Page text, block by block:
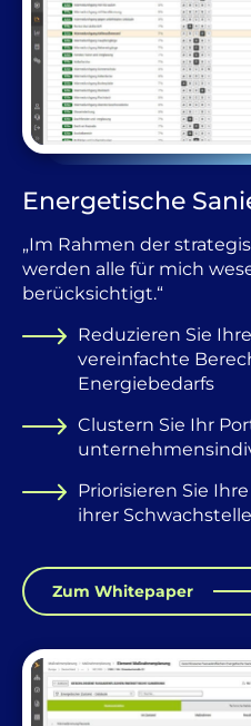
Energetische
„Im Rahmen der
werden alle für mich
berücksichtigt.“
Reduzieren Sie
vereinfachte
Energiebedarfs
Clustern Sie Ihr
Priorisieren Sie
ihrer
Zum Whitepaper